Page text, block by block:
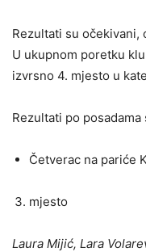
Rezultati su očekivani,
U ukupnom poretku
izvrsno 4. mjesto u
Rezultati po
Četverac na pariće
mjesto
Laura Mijić, Lara